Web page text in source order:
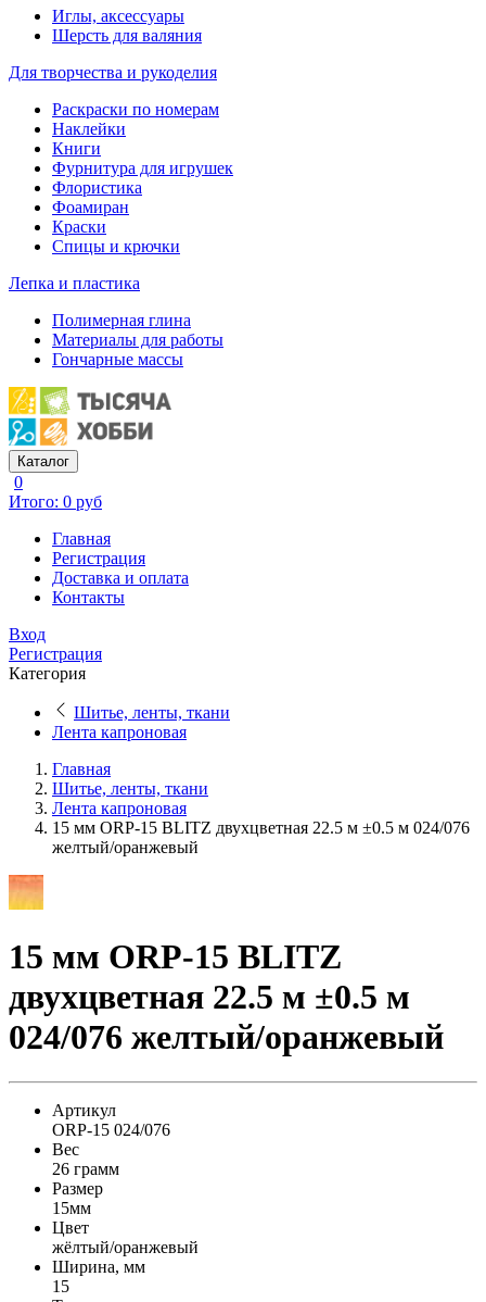
Иглы, аксессуары
Шерсть для валяния
Для творчества и рукоделия
Раскраски по номерам
Наклейки
Книги
Фурнитура для игрушек
Флористика
Фоамиран
Краски
Спицы и крючки
Лепка и пластика
Полимерная глина
Материалы для работы
Гончарные массы
Каталог
0
Итого: 0 руб
Главная
Регистрация
Доставка и оплата
Контакты
Вход
Регистрация
Категория
Шитье, ленты, ткани
Лента капроновая
Главная
Шитье, ленты, ткани
Лента капроновая
15 мм ORP-15 BLITZ двухцветная 22.5 м ±0.5 м 024/076
желтый/оранжевый
15 мм ORP-15 BLITZ
двухцветная 22.5 м ±0.5 м
024/076 желтый/оранжевый
Артикул
ORP-15 024/076
Вес
26 грамм
Размер
15мм
Цвет
жёлтый/оранжевый
Ширина, мм
15